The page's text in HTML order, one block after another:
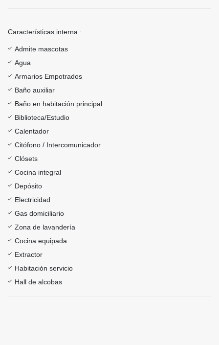
Características interna :
Admite mascotas
Agua
Armarios Empotrados
Baño auxiliar
Baño en habitación principal
Biblioteca/Estudio
Calentador
Citófono / Intercomunicador
Clósets
Cocina integral
Depósito
Electricidad
Gas domiciliario
Zona de lavandería
Cocina equipada
Extractor
Habitación servicio
Hall de alcobas